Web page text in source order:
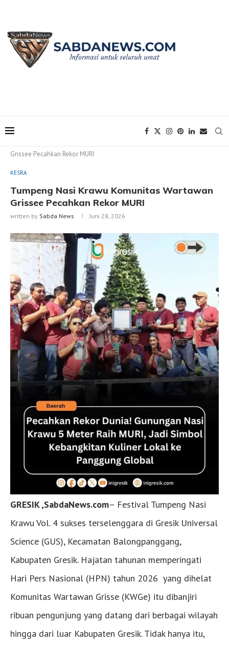
Grissee Pecahkan Rekor MURI
KESRA
Tumpeng Nasi Krawu Komunitas Wartawan
Grissee Pecahkan Rekor MURI
written by Sabda News Juni 28, 2026
GRESIK ,SabdaNews.com– Festival Tumpeng Nasi
Krawu Vol. 4 sukses terselenggara di Gresik Universal
Science (GUS), Kecamatan Balongpanggang,
Kabupaten Gresik. Hajatan tahunan memperingati
Hari Pers Nasional (HPN) tahun 2026 yang dihelat
Komunitas Wartawan Grisse (KWGe) itu dibanjiri
ribuan pengunjung yang datang dari berbagai wilayah
hingga dari luar Kabupaten Gresik. Tidak hanya itu,